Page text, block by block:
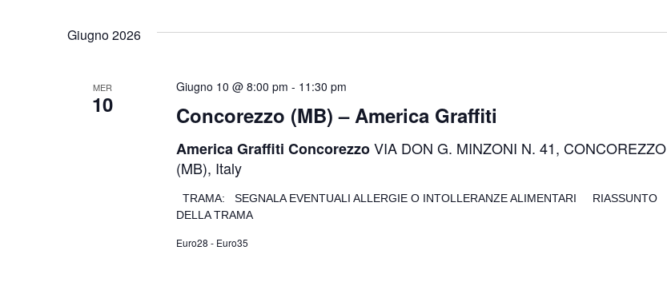
Giugno 2026
MER
10 Concorezzo (MB) – America Graffiti
Giugno 10 @ 8:00 pm - 11:30 pm
America Graffiti ConcorezzoVIA DON G. MINZONI N. 41, CONCOREZZO
(MB), Italy
TRAMA: SEGNALA EVENTUALI ALLERGIE O INTOLLERANZE ALIMENTARI RIASSUNTO
DELLA TRAMA
Euro28 - Euro35